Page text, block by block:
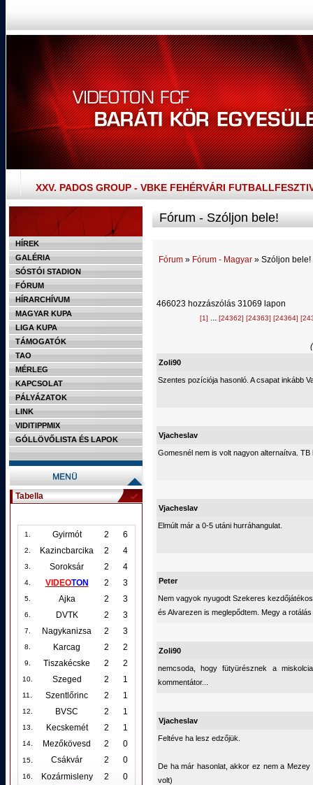
XXV. PADOS GROUP - VBKE FEHÉRVÁRI
HÍREK
GALÉRIA
SÓSTÓI STADION
FÓRUM
HÍRARCHÍVUM
MAGYAR KUPA
LIGA KUPA
TÁMOGATÓK
TAO
MÉRLEG
KAPCSOLAT
PÁLYÁZATOK
LINK
VIDITIPPMIX
GÓLLÖVŐLISTA ÉS LAPOK
Tabella
1. Gyirmót 2 6
2. Kazincbarcika 2 4
3. Soroksár 2 4
4. VIDEOTON 2 3
5. Ajka 2 3
6. DVTK 2 3
7. Nagykanizsa 2 3
8. Karcag 2 2
9. Tiszakécske 2 2
10. Szeged 2 1
11. Szentlőrinc 2 1
12. BVSC 2 1
13. Kecskemét 2 1
14. Mezőkövesd 2 0
15. Csákvár 2 0
16. Kozármisleny 2
0
Fórum - Szóljon bele!
Fórum » Fórum - Magyar » Szóljon bele!
466023 hozzászólás 31069 lapon
[1] ... [24362] [24363] [24364]
Zoli90
Szentes pozíciója hasonló. A csapat inkább
Vjacheslav
Gomesnél nem is volt nagyon alternaítva.
Vjacheslav
Elmúlt már a 0-5 utáni hurráhangulat.
Peter
Nem vagyok nyugodt Szekeres
és Alvarezen is meglepődtem. Megy a
Zoli90
nemcsoda, hogy fütyürésznek a
kommentátor...
Vjacheslav
Feltéve ha lesz edzőjük.
De ha már hasonlat, akkor ez nem a
volt)